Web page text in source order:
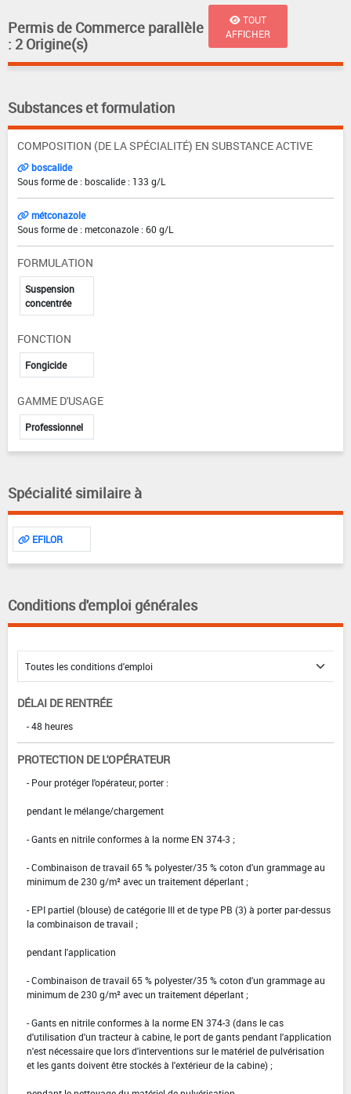
Permis de Commerce parallèle
: 2 Origine(s)
TOUT
AFFICHER
Substances et formulation
COMPOSITION (DE LA SPÉCIALITÉ) EN SUBSTANCE ACTIVE
boscalide
Sous forme de : boscalide : 133 g/L
métconazole
Sous forme de : metconazole : 60 g/L
FORMULATION
Suspension
concentrée
FONCTION
Fongicide
GAMME D'USAGE
Professionnel
Spécialité similaire à
EFILOR
Conditions d'emploi générales
DÉLAI DE RENTRÉE
- 48 heures
PROTECTION DE L'OPÉRATEUR
- Pour protéger l'opérateur, porter :
pendant le mélange/chargement
- Gants en nitrile conformes à la norme EN 374-3 ;
- Combinaison de travail 65 % polyester/35 % coton d'un grammage au
minimum de 230 g/m² avec un traitement déperlant ;
- EPI partiel (blouse) de catégorie III et de type PB (3) à porter par-dessus
la combinaison de travail ;
pendant l'application
- Combinaison de travail 65 % polyester/35 % coton d'un grammage au
minimum de 230 g/m² avec un traitement déperlant ;
- Gants en nitrile conformes à la norme EN 374-3 (dans le cas
d'utilisation d'un tracteur à cabine, le port de gants pendant l'application
n'est nécessaire que lors d'interventions sur le matériel de pulvérisation
et les gants doivent être stockés à l'extérieur de la cabine) ;